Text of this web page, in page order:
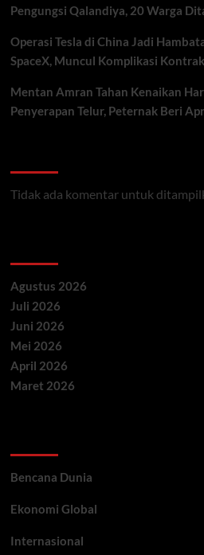
Pengungsi Qalandiya, 20 Warga
Operasi Tesla di China Jadi
SpaceX, Muncul Komplikasi
Mentan Amran Tahan Kenaikan
Penyerapan Telur, Peternak Beri
Tidak ada komentar untuk
Agustus 2026
Juli 2026
Juni 2026
Mei 2026
April 2026
Maret 2026
Bencana Dunia
Ekonomi Global
Internasional